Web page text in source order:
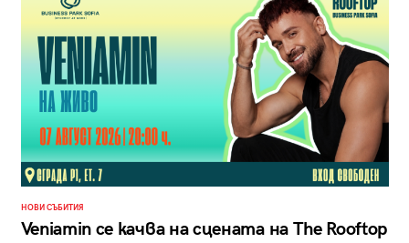
НОВИ СЪБИТИЯ
Veniamin се качва на сцената на The Rooftop